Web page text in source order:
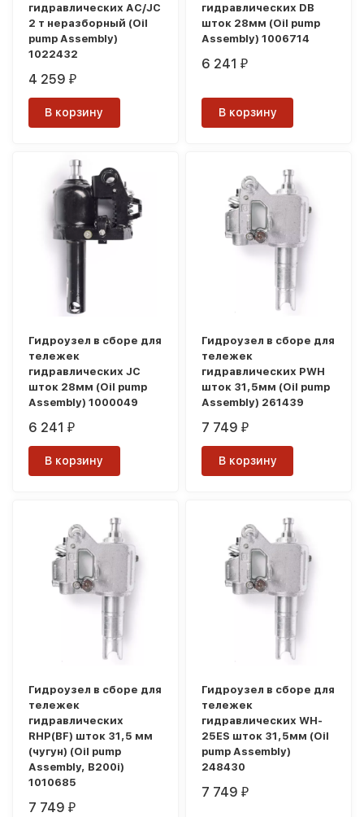
гидравлических AC/JC
2 т неразборный (Oil
pump Assembly)
1022432
4 259₽
В корзину
гидравлических DB
шток 28мм (Oil pump
Assembly) 1006714
6 241₽
В корзину
Гидроузел в сборе для
тележек
гидравлических JC
шток 28мм (Oil pump
Assembly) 1000049
6 241₽
В корзину
Гидроузел в сборе для
тележек
гидравлических PWH
шток 31,5мм (Oil pump
Assembly) 261439
7 749₽
В корзину
Гидроузел в сборе для
тележек
гидравлических
RHP(BF) шток 31,5 мм
(чугун) (Oil pump
Assembly, B200i)
1010685
7 749₽
Гидроузел в сборе для
тележек
гидравлических WH-
25ES шток 31,5мм (Oil
pump Assembly)
248430
7 749₽